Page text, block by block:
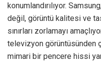
konumlandırılıyor.
değil, görüntü kalitesi ve
sınırları zorlamayı
televizyon görüntüsünden
mimari bir pencere hissi